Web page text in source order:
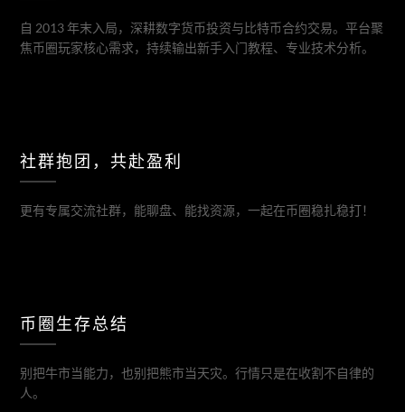
自 2013 年末入局，深耕数字货币投资与比特币合约交易。平台聚
焦币圈玩家核心需求，持续输出新手入门教程、专业技术分析。
社群抱团，共赴盈利
更有专属交流社群，能聊盘、能找资源，一起在币圈稳扎稳打！
币圈生存总结
别把牛市当能力，也别把熊市当天灾。行情只是在收割不自律的
人。